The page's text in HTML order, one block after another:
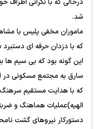
شد.
ماموران مخفی پلیس با
که با دزدان حرفه ای دستبرد
این گونه بود که بی سیم ها
سارق به مجتمع مسکونی در
که با هدایت مستقیم
الهیه)عملیات هماهنگ و
دستورکار نیروهای گشت